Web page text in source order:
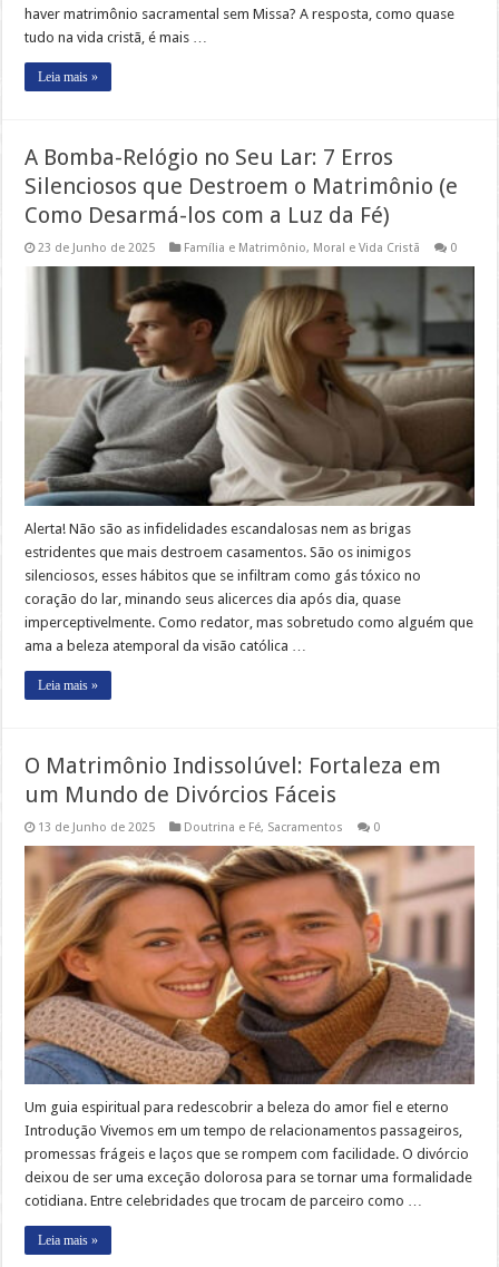
haver matrimônio sacramental sem Missa? A resposta, como quase
tudo na vida cristã, é mais …
Leia mais »
A Bomba-Relógio no Seu Lar: 7 Erros
Silenciosos que Destroem o Matrimônio (e
Como Desarmá-los com a Luz da Fé)
23 de Junho de 2025 Família e Matrimônio, Moral e Vida Cristã 0
Alerta! Não são as infidelidades escandalosas nem as brigas
estridentes que mais destroem casamentos. São os inimigos
silenciosos, esses hábitos que se infiltram como gás tóxico no
coração do lar, minando seus alicerces dia após dia, quase
imperceptivelmente. Como redator, mas sobretudo como alguém que
ama a beleza atemporal da visão católica …
Leia mais »
O Matrimônio Indissolúvel: Fortaleza em
um Mundo de Divórcios Fáceis
13 de Junho de 2025 Doutrina e Fé, Sacramentos 0
Um guia espiritual para redescobrir a beleza do amor fiel e eterno
Introdução Vivemos em um tempo de relacionamentos passageiros,
promessas frágeis e laços que se rompem com facilidade. O divórcio
deixou de ser uma exceção dolorosa para se tornar uma formalidade
cotidiana. Entre celebridades que trocam de parceiro como …
Leia mais »